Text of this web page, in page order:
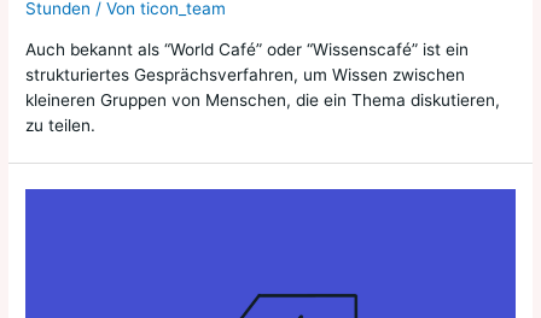
Stunden / Vonticon_team
Auch bekannt als “World Café” oder “Wissenscafé” ist ein
strukturiertes Gesprächsverfahren, um Wissen zwischen
kleineren Gruppen von Menschen, die ein Thema diskutieren,
zu teilen.